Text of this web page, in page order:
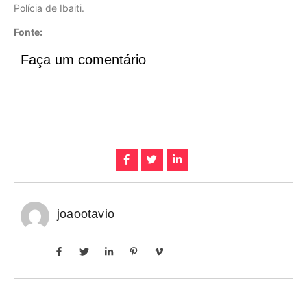
Polícia de Ibaiti.
Fonte:
Faça um comentário
joaootavio